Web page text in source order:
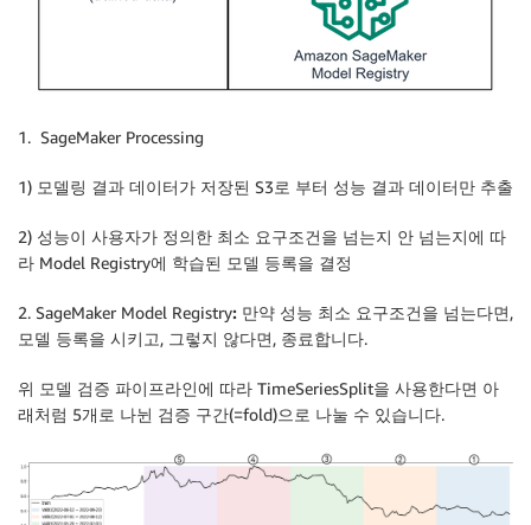
1. SageMaker Processing
1) 모델링 결과 데이터가 저장된 S3로 부터 성능 결과 데이터만 추출
2) 성능이 사용자가 정의한 최소 요구조건을 넘는지 안 넘는지에 따
라 Model Registry에 학습된 모델 등록을 결정
2. SageMaker Model Registry: 만약 성능 최소 요구조건을 넘는다면,
모델 등록을 시키고, 그렇지 않다면, 종료합니다.
위 모델 검증 파이프라인에 따라 TimeSeriesSplit을 사용한다면 아
래처럼 5개로 나뉜 검증 구간(=fold)으로 나눌 수 있습니다.